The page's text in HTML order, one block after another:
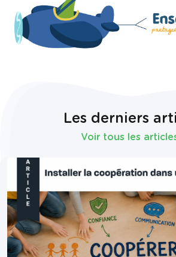
Les derniers
Voir tous les